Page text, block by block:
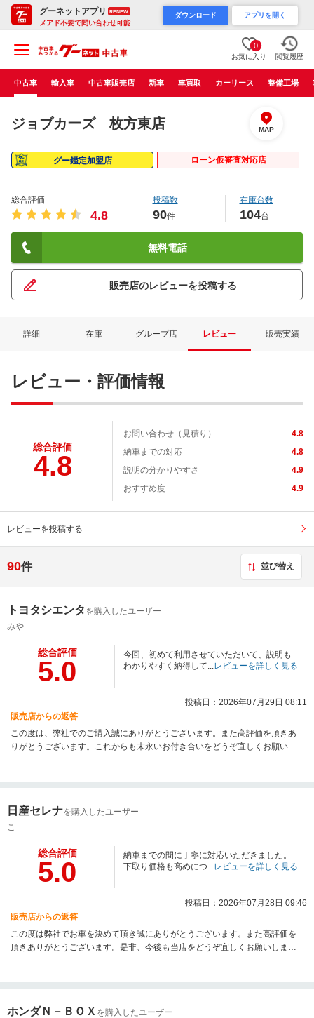
グーネットアプリ RENEW
メアド不要で問い合わせ可能
ダウンロード アプリを開く
0
お気に入り 閲覧履歴
中古車 輸入車 中古車販売店 新車 車買取 カーリース 整備工場
ジョブカーズ 枚方東店 MAP
グー鑑定加盟店 ローン仮審査対応店
総合評価
4.8
投稿数
90件
在庫台数
104台
無料電話
販売店のレビューを投稿する
詳細 在庫 グループ店 レビュー 販売実績
レビュー・評価情報
総合評価
4.8
お問い合わせ（見積り）
4.8
納車までの対応
4.8
説明の分かりやすさ
4.9
おすすめ度
4.9
レビューを投稿する
90件 並び替え
トヨタシエンタ を購入したユーザー
みや
総合評価
5.0
今回、初めて利用させていただいて、説明も
わかりやすく納得して...レビューを詳しく見る
投稿日：2026年07月29日 08:11
販売店からの返答
この度は、弊社でのご購入誠にありがとうございます。また高評価を頂きあ
りがとうございます。これからも末永いお付き合いをどうぞ宜しくお願いし
日産セレナを購入したユーザー
こ
総合評価
5.0
納車までの間に丁寧に対応いただきました。
下取り価格も高めにつ...レビューを詳しく見る
投稿日：2026年07月28日 09:46
販売店からの返答
この度は弊社でお車を決めて頂き誠にありがとうございます。また高評価を
頂きありがとうございます。是非、今後も当店をどうぞ宜しくお願いしま
ホンダＮ－ＢＯＸ を購入したユーザー